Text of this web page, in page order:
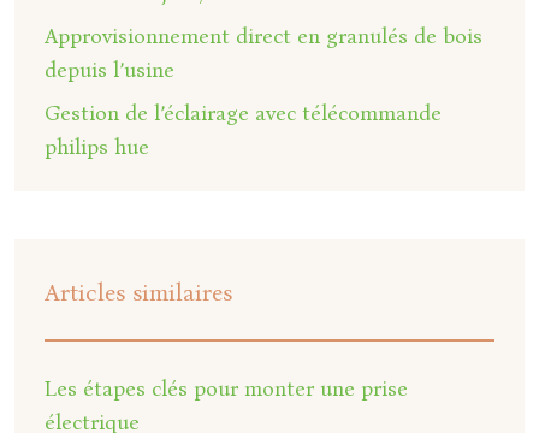
Approvisionnement direct en granulés de bois
depuis l’usine
Gestion de l’éclairage avec télécommande
philips hue
Articles similaires
Les étapes clés pour monter une prise
électrique